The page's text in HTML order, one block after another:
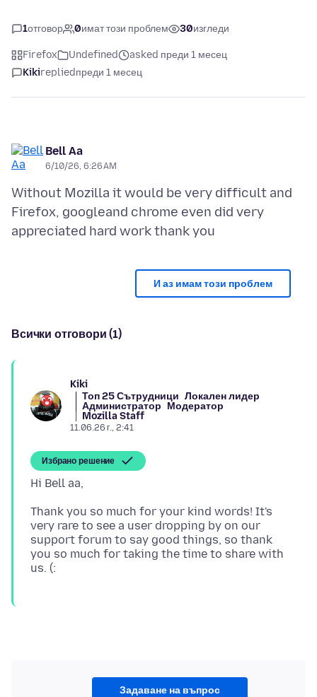
1отговор 0имат този проблем 30изгледи
Firefox Undefined
asked преди 1 месец
Kikirepliedпреди 1 месец
Bell Aa
6/10/26, 6:26 AM
Without Mozilla it would be very difficult and
Firefox, googleand chrome even did very
И аз имам този проблем
Всички отговори (1)
Kiki
Топ 25 Сътрудници Локален лидер
Администратор Модератор
Mozilla Staff
11.06.26 г., 2:41
Избрано решение
Thank you so much for your kind words! It's
very rare to see a user dropping by on our
support forum to say good things, so thank
you so much for taking the time to share with
Задаване на въпрос